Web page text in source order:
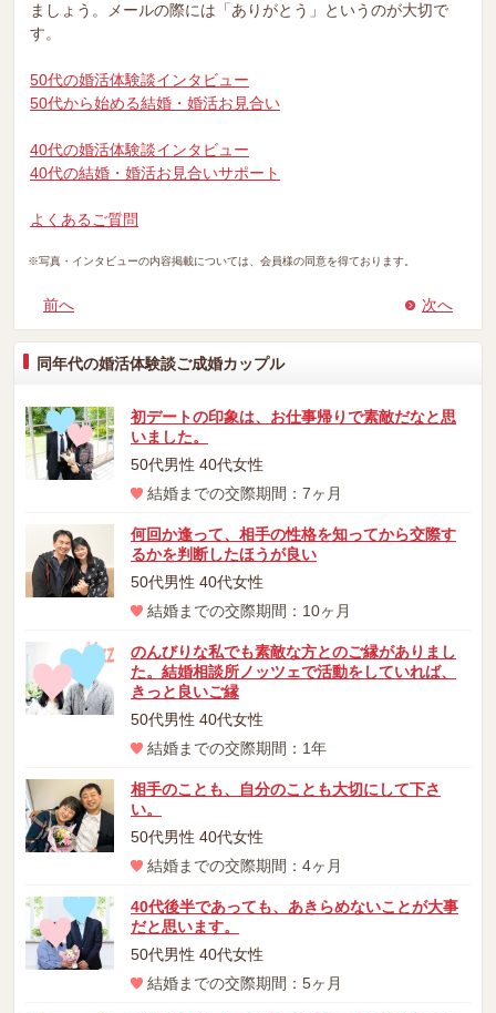
ましょう。メールの際には「ありがとう」というのが大切で
す。
50代の婚活体験談インタビュー
50代から始める結婚・婚活お見合い
40代の婚活体験談インタビュー
40代の結婚・婚活お見合いサポート
よくあるご質問
※写真・インタビューの内容掲載については、会員様の同意を得ております。
前へ 次へ
同年代の婚活体験談ご成婚カップル
初デートの印象は、お仕事帰りで素敵だなと思
いました。
50代男性 40代女性
結婚までの交際期間：7ヶ月
何回か逢って、相手の性格を知ってから交際す
るかを判断したほうが良い
50代男性 40代女性
結婚までの交際期間：10ヶ月
のんびりな私でも素敵な方とのご縁がありまし
た。結婚相談所ノッツェで活動をしていれば、
きっと良いご縁
50代男性 40代女性
結婚までの交際期間：1年
相手のことも、自分のことも大切にして下さ
い。
50代男性 40代女性
結婚までの交際期間：4ヶ月
40代後半であっても、あきらめないことが大事
だと思います。
50代男性 40代女性
結婚までの交際期間：5ヶ月